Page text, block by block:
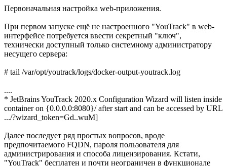
Первоначальная настройка web-приложения.
При первом запуске ещё не настроенного "YouTrack" в web-
интерфейсе потребуется ввести секретный "ключ",
технически доступный только системному администратору
несущего сервера:
# tail /var/opt/youtrack/logs/docker-output-youtrack.log
....
* JetBrains YouTrack 2020.x Configuration Wizard will listen inside
container on {0.0.0.0:8080}/ after start and can be accessed by URL
.../?wizard_token=Gd..wuM]
Далее последует ряд простых вопросов, вроде
предпочитаемого FQDN, пароля пользователя для
администрирования и способа лицензирования. Кстати,
"YouTrack" бесплатен и почти неограничен в функционале